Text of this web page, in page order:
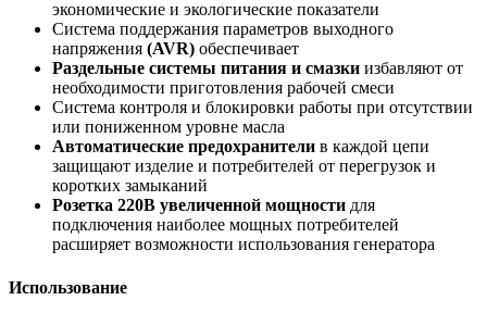
экономические и экологические показатели
Система поддержания параметров выходного
напряжения (AVR) обеспечивает
Раздельные системы питания и смазки избавляют от
необходимости приготовления рабочей смеси
Система контроля и блокировки работы при отсутствии
или пониженном уровне масла
Автоматические предохранители в каждой цепи
защищают изделие и потребителей от перегрузок и
коротких замыканий
Розетка 220В увеличенной мощности для
подключения наиболее мощных потребителей
расширяет возможности использования генератора
Использование